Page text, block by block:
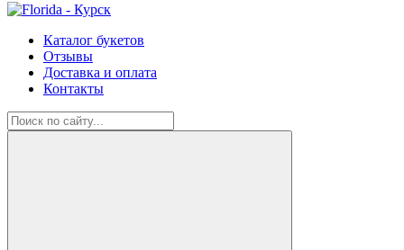
Каталог букетов
Отзывы
Доставка и оплата
Контакты